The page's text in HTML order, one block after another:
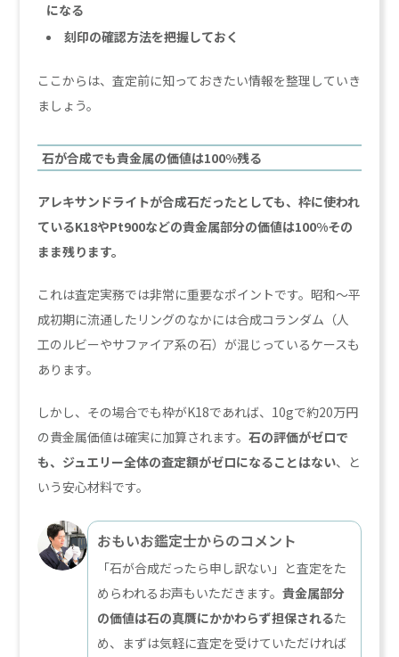
になる
刻印の確認方法を把握しておく
ここからは、査定前に知っておきたい情報を整理していき
ましょう。
石が合成でも貴金属の価値は100%残る
アレキサンドライトが合成石だったとしても、枠に使われ
ているK18やPt900などの貴金属部分の価値は100%その
まま残ります。
これは査定実務では非常に重要なポイントです。昭和〜平
成初期に流通したリングのなかには合成コランダム（人
工のルビーやサファイア系の石）が混じっているケースも
あります。
しかし、その場合でも枠がK18であれば、10gで約20万円
の貴金属価値は確実に加算されます。石の評価がゼロで
も、ジュエリー全体の査定額がゼロになることはない、と
いう安心材料です。
おもいお鑑定士からのコメント
「石が合成だったら申し訳ない」と査定をた
めらわれるお声もいただきます。貴金属部分
の価値は石の真贋にかかわらず担保されるた
め、まずは気軽に査定を受けていただければ